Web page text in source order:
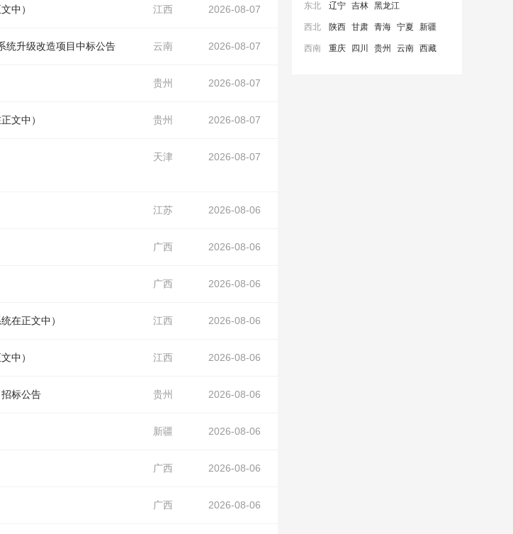
中） 江西 2026-08-07
统升级改造项目中标公告 云南 2026-08-07
贵州 2026-08-07
文中） 贵州 2026-08-07
天津 2026-08-07
江苏 2026-08-06
广西 2026-08-06
广西 2026-08-06
在正文中） 江西 2026-08-06
中） 江西 2026-08-06
标公告 贵州 2026-08-06
新疆 2026-08-06
广西 2026-08-06
广西 2026-08-06
东北 辽宁 吉林 黑龙江
西北 陕西 甘肃 青海 宁夏 新疆
西南 重庆 四川 贵州 云南 西藏